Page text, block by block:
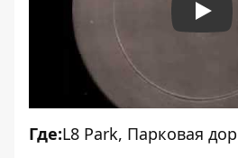
Play
Где:L8 Park, Парковая